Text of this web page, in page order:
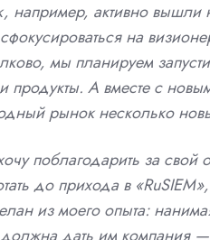
например, активно
на
мы планируем
продукты. А вместе с
рынок несколько
поблагодарить за
до прихода в
из моего опыта: